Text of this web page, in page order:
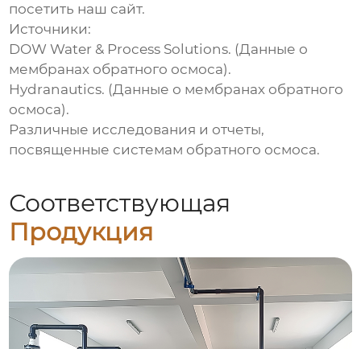
посетить наш сайт.
Источники:
DOW Water & Process Solutions. (Данные о
мембранах обратного осмоса).
Hydranautics. (Данные о мембранах обратного
осмоса).
Различные исследования и отчеты,
посвященные системам обратного осмоса.
Соответствующая
Продукция